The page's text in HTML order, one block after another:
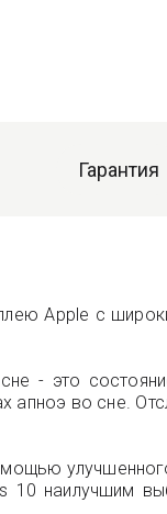
Гарантия
Apple с
- это
во сне.
10 наилучшим